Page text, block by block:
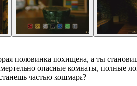
половинка похищена, а ты
опасные комнаты, полные
частью кошмара?